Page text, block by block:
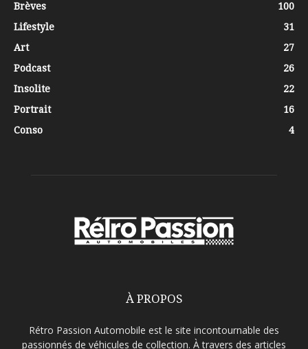
Brèves
100
Lifestyle
31
Art
27
Podcast
26
Insolite
22
Portrait
16
Conso
4
À PROPOS
Rétro Passion Automobile est le site incontournable des
passionnés de véhicules de collection. À travers des articles